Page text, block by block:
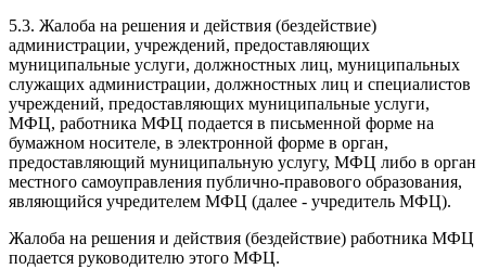
5.3. Жалоба на решения и действия (бездействие)
администрации, учреждений, предоставляющих
муниципальные услуги, должностных лиц, муниципальных
служащих администрации, должностных лиц и специалистов
учреждений, предоставляющих муниципальные услуги,
МФЦ, работника МФЦ подается в письменной форме на
бумажном носителе, в электронной форме в орган,
предоставляющий муниципальную услугу, МФЦ либо в орган
местного самоуправления публично-правового образования,
являющийся учредителем МФЦ (далее - учредитель МФЦ).
Жалоба на решения и действия (бездействие) работника МФЦ
подается руководителю этого МФЦ.